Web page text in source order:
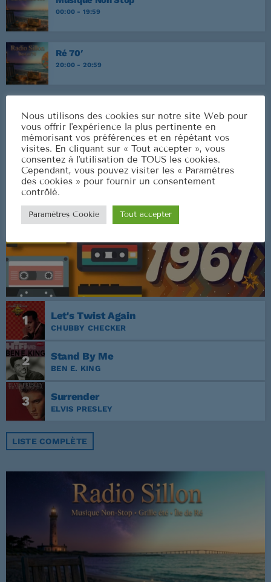
00:00 - 19:59
Ré 70′
20:00 - 20:59
CLASSEMENT
1 Let's Twist Again
CHUBBY CHECKER
2 Stand By Me
BEN E. KING
3 Surrender
ELVIS PRESLEY
LISTE COMPLÈTE
Nous utilisons des cookies sur notre site Web pour
vous offrir l'expérience la plus pertinente en
mémorisant vos préférences et en répétant vos
visites. En cliquant sur « Tout accepter », vous
consentez à l'utilisation de TOUS les cookies.
Cependant, vous pouvez visiter les « Paramètres
des cookies » pour fournir un consentement
contrôlé.
Paramètres Cookie Tout accepter